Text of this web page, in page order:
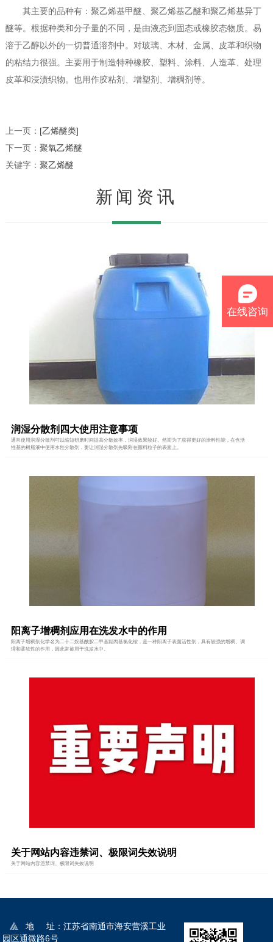
其主要的品种有：聚乙烯基甲醚、聚乙烯基乙醚和聚乙烯基异丁
醚等。根据种类和分子量的不同，是由液态到固态或橡胶态物质。易
溶于乙醇以外的一切普通溶剂中。对玻璃、木材、金属、皮革和织物
的粘结力很强。主要用于制造特种橡胶、塑料、涂料、人造革、处理
皮革和浸渍织物。也用作胶粘剂、增塑剂、增稠剂等。
上一页： [乙烯醚类]
下一页： 聚氧乙烯醚
关键字： 聚乙烯醚
新闻资讯
润湿分散剂四大使用注意事项
通常使用润湿分散剂可以缩短研磨时间提高分散效率，润湿效果较好。然而为了获得更好的涂料性能，在含活
性基的树脂液中使用水性分散剂，要让润湿分散剂先吸附在颜料粒子的表面上。
阳离子增稠剂应用在洗发水中的作用
阳离子增稠剂化学名为二十二烷基酰胺二甲基羟丙基氯化铵，是一种阳离子表面活性剂，具有较强的增稠、调
理和柔软性的作用，因此常被用于洗发水中。
关于网站内容违禁词、极限词失效说明
关于网站内容违禁词、极限词失效说明
地 址：江苏省南通市海安营溪工业
园区通微路6号
在线咨询